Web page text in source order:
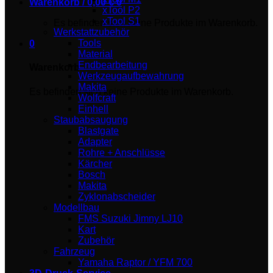
Warenkorb /0,00€ 0
Es befinden sich keine Produkte im Warenkorb.
0
Warenkorb
Es befinden sich keine Produkte im Warenkorb.
xTool P2
xTool S1
Werkstattzubehör
Tools
Material
Endbearbeitung
Werkzeugaufbewahrung
Makita
Wolfcraft
Einhell
Staubabsaugung
Blastgate
Adapter
Rohre + Anschlüsse
Kärcher
Bosch
Makita
Zyklonabscheider
Modellbau
FMS Suzuki Jimny LJ10
Kart
Zubehör
Fahrzeug
Yamaha Raptor / YFM 700